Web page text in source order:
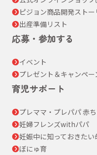
ピジョン商品開発ストー
出産準備リスト
応募・参加する
イベント
プレゼント＆キャンペー
育児サポート
プレママ・プレパパ 赤
妊婦フレンズwithパパ
妊娠中に知っておきた
ぼにゅ育